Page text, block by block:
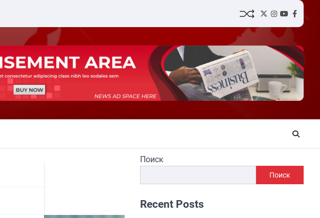
TwitterInstagram
YouTube
Поиск
Поиск
Recent Posts